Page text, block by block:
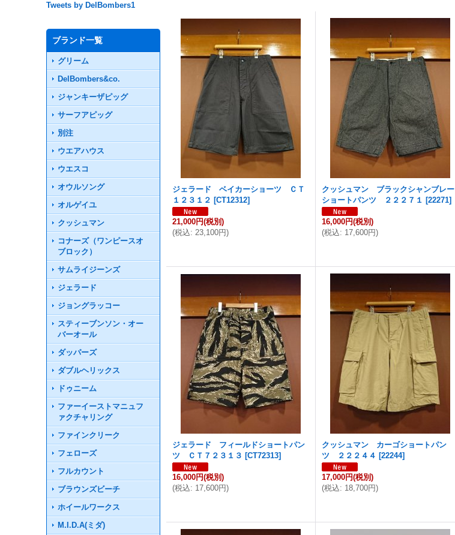
Tweets by DelBombers1
ブランド一覧
グリーム
DelBombers&co.
ジャンキーザピッグ
サーフアピッグ
別注
ウエアハウス
ウエスコ
オウルソング
オルゲイユ
クッシュマン
コナーズ（ワンピースオ
ブロック）
サムライジーンズ
ジェラード
ジョングラッコー
スティーブンソン・オー
バーオール
ダッパーズ
ダブルヘリックス
ドゥニーム
ファーイーストマニュフ
ァクチャリング
ファインクリーク
フェローズ
フルカウント
ブラウンズビーチ
ホイールワークス
M.I.D.A(ミダ)
ジェラード ベイカーショーツ ＣＴ
１２３１２ [CT12312]
21,000円(税別)
(税込: 23,100円)
クッシュマン ブラックシャンブレー
ショートパンツ ２２２７１ [22271]
16,000円(税別)
(税込: 17,600円)
ジェラード フィールドショートパン
ツ ＣＴ７２３１３ [CT72313]
16,000円(税別)
(税込: 17,600円)
クッシュマン カーゴショートパン
ツ ２２２４４ [22244]
17,000円(税別)
(税込: 18,700円)